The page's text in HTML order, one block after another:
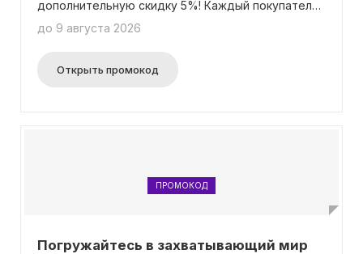
дополнительную скидку 5%! Каждый покупатель
Акция не распространяется на предварительные
до 9 августа 2026
Открыть промокод
ПРОМОКОД
Погружайтесь в захватывающий мир